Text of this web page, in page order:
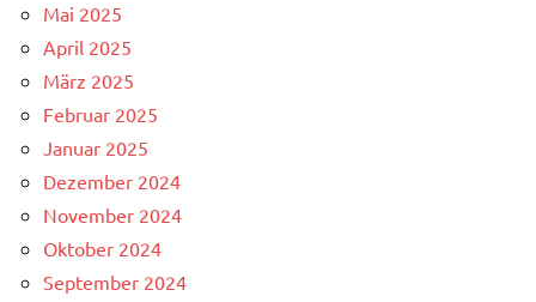
Mai 2025
April 2025
März 2025
Februar 2025
Januar 2025
Dezember 2024
November 2024
Oktober 2024
September 2024